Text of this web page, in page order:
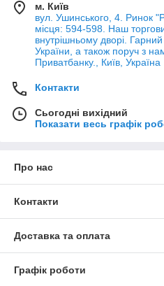
м. Київ
вул. Ушинського, 4. Ринок
місця: 594-598. Наш
внутрішньому дворі.
України, а також поруч з
Приватбанку., Київ, Україна
Контакти
Сьогодні вихідний
Показати весь графік
Про нас
Контакти
Доставка та оплата
Графік роботи